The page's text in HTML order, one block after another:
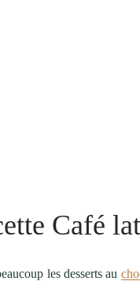
Café
les desserts au